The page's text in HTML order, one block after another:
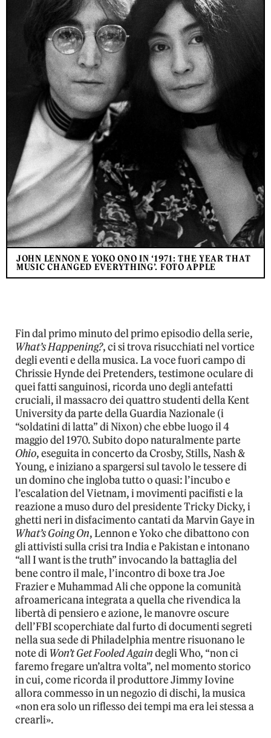
JOHN LENNON E YOKO ONO IN ‘1971: THE YEAR THAT
MUSIC CHANGED EVERYTHING’. FOTO APPLE
Fin dal primo minuto del primo episodio della serie,
What’s Happening?, ci si trova risucchiati nel vortice
degli eventi e della musica. La voce fuori campo di
Chrissie Hynde dei Pretenders, testimone oculare di
quei fatti sanguinosi, ricorda uno degli antefatti
cruciali, il massacro dei quattro studenti della Kent
University da parte della Guardia Nazionale (i
“soldatini di latta” di Nixon) che ebbe luogo il 4
maggio del 1970. Subito dopo naturalmente parte
Ohio, eseguita in concerto da Crosby, Stills, Nash &
Young, e iniziano a spargersi sul tavolo le tessere di
un domino che ingloba tutto o quasi: l’incubo e
l’escalation del Vietnam, i movimenti pacifisti e la
reazione a muso duro del presidente Tricky Dicky, i
ghetti neri in disfacimento cantati da Marvin Gaye in
What’s Going On, Lennon e Yoko che dibattono con
gli attivisti sulla crisi tra India e Pakistan e intonano
“all I want is the truth” invocando la battaglia del
bene contro il male, l’incontro di boxe tra Joe
Frazier e Muhammad Ali che oppone la comunità
afroamericana integrata a quella che rivendica la
libertà di pensiero e azione, le manovre oscure
dell’FBI scoperchiate dal furto di documenti segreti
nella sua sede di Philadelphia mentre risuonano le
note di Won’t Get Fooled Againdegli Who, “non ci
faremo fregare un’altra volta”, nel momento storico
in cui, come ricorda il produttore Jimmy Iovine
allora commesso in un negozio di dischi, la musica
«non era solo un riflesso dei tempi ma era lei stessa a
crearli».